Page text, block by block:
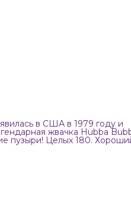
в США в 1979 году и
жвачка Hubba
пузыри! Целых 180.